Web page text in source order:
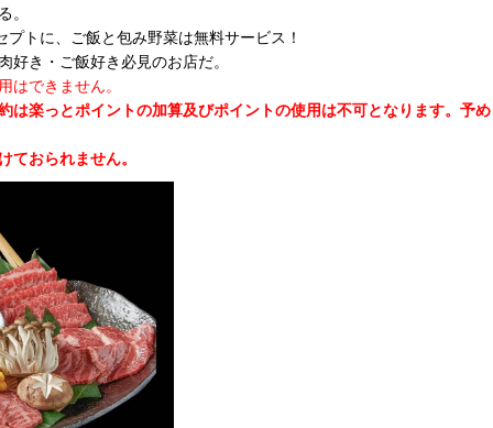
。
プトに、ご飯と包み野菜は無料サービス！
好き・ご飯好き必見のお店だ。
できません。
は楽っとポイントの加算及びポイントの使用は不可となります。 予め
おられません。